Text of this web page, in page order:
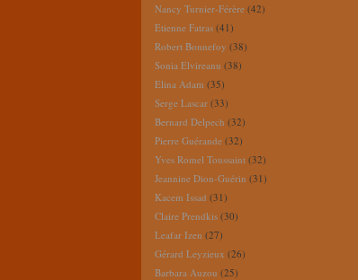
Nancy Turnier-Férère (42)
Etienne Fatras (41)
Robert Bonnefoy (38)
Sonia Elvireanu (38)
Elina Adam (35)
Serge Lascar (33)
Bernard Delpech (32)
Pierre Guérande (32)
Yves Romel Toussaint (32)
Jeannine Dion-Guérin (31)
Kacem Issad (31)
Claire Prendkis (30)
Leafar Izen (27)
Gérard Leyzieux (26)
Barbara Auzou (25)